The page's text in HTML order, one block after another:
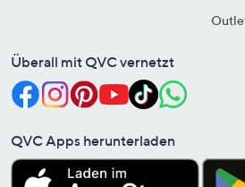
Überall mit QVC vernetzt
QVC Apps herunterladen